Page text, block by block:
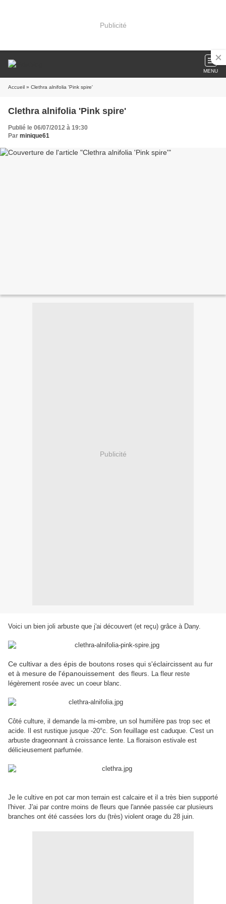
Publicité
MENU
Accueil » Clethra alnifolia 'Pink spire'
Clethra alnifolia 'Pink spire'
Publié le 06/07/2012 à 19:30
Par minique61
Publicité
Voici un bien joli arbuste que j'ai découvert (et reçu) grâce à Dany.
Ce cultivar a des épis de boutons roses qui s'éclaircissent au fur
et à mesure de l'épanouissement des fleurs. La fleur reste
légèrement rosée avec un coeur blanc.
Côté culture, il demande la mi-ombre, un sol humifère pas trop sec et
acide. Il est rustique jusque -20°c. Son feuillage est caduque. C'est un
arbuste drageonnant à croissance lente. La floraison estivale est
délicieusement parfumée.
Je le cultive en pot car mon terrain est calcaire et il a très bien supporté
l'hiver. J'ai par contre moins de fleurs que l'année passée car plusieurs
branches ont été cassées lors du (très) violent orage du 28 juin.